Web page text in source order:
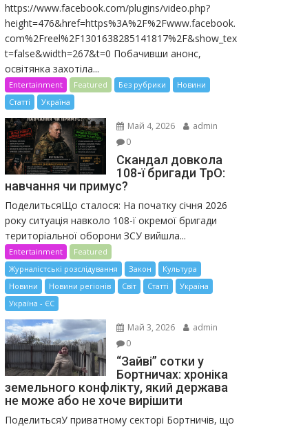
https://www.facebook.com/plugins/video.php?
height=476&href=https%3A%2F%2Fwww.facebook.
com%2Freel%2F1301638285141817%2F&show_tex
t=false&width=267&t=0 Побачивши анонс,
освітянка захотіла...
Entertainment Featured Без рубрики
Новини
Статті
Україна
Май 4, 2026
admin
0
Скандал довкола
108-ї бригади ТрО:
навчання чи примус?
ПоделитьсяЩо сталося: На початку січня 2026
року ситуація навколо 108-ї окремої бригади
територіальної оборони ЗСУ вийшла...
Entertainment
Featured
Журналістські розслідування
Закон
Культура
Новини
Новини регіонів Світ Статті
Україна
Україна - ЄС
Май 3, 2026
admin
0
“Зайві” сотки у
Бортничах: хроніка
земельного конфлікту, який держава
не може або не хоче вирішити
ПоделитьсяУ приватному секторі Бортничів, що